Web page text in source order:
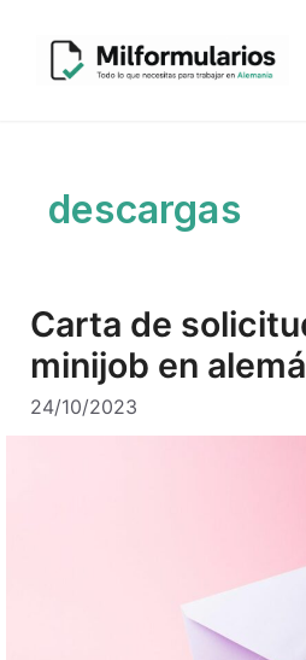
contenido Telegram
#8044
(sin
Revisión
CV en
descargas
Carta de
minijob en
24/10/2023